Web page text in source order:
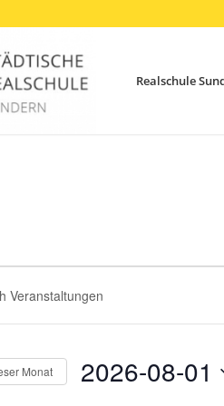
Realschule
Monat 2026-08-01